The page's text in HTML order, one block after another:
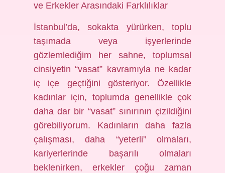
ve Erkekler Arasındaki Farklılıklar
İstanbul’da, sokakta yürürken, toplu
taşımada veya işyerlerinde
gözlemlediğim her sahne, toplumsal
cinsiyetin “vasat” kavramıyla ne kadar
iç içe geçtiğini gösteriyor. Özellikle
kadınlar için, toplumda genellikle çok
daha dar bir “vasat” sınırının çizildiğini
görebiliyorum. Kadınların daha fazla
çalışması, daha “yeterli” olmaları,
kariyerlerinde başarılı olmaları
beklenirken, erkekler çoğu zaman